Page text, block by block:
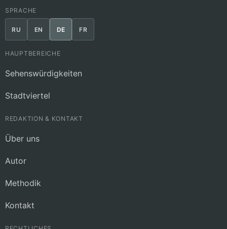
SPRACHE
RU EN DE FR
HAUPTBEREICHE
Sehenswürdigkeiten
Stadtviertel
REDAKTION & KONTAKT
Über uns
Autor
Methodik
Kontakt